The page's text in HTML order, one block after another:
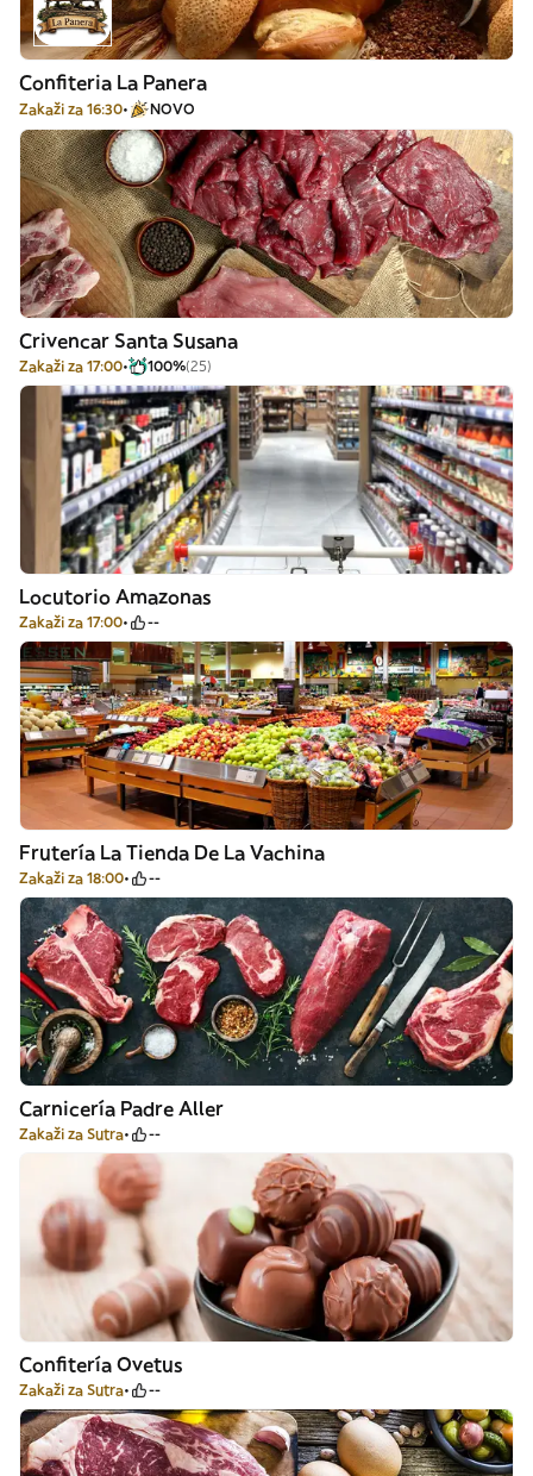
Confiteria La Panera
Zakaži za 16:30 NOVO
Crivencar Santa Susana
Zakaži za 17:00 100%(25)
Locutorio Amazonas
Zakaži za 17:00 --
Frutería La Tienda De La Vachina
Zakaži za 18:00 --
Carnicería Padre Aller
Zakaži za Sutra --
Confitería Ovetus
Zakaži za Sutra --